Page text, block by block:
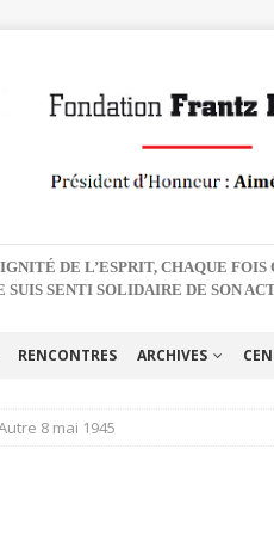
DE L’ESPRIT, CHAQUE
SENTI SOLIDAIRE DE SON
RENCONTRES ARCHIVES
8 mai 1945